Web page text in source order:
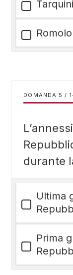
Romolo
DOMANDA /
durante
Ultima
Prima